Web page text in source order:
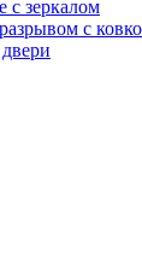
с зеркалом
с